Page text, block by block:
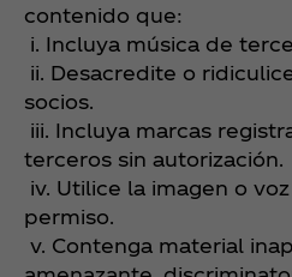
contenido que:
i. Incluya música de
ii. Desacredite o
socios.
iii. Incluya marcas
terceros sin autorización.
iv. Utilice la imagen o
permiso.
v. Contenga material